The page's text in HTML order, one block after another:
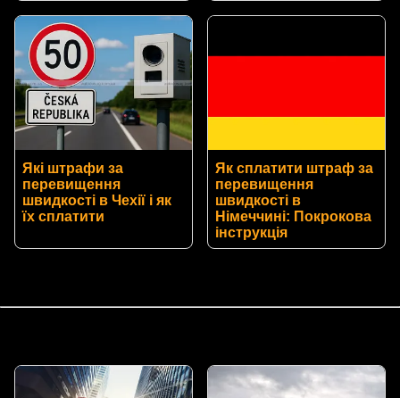
Які штрафи за
перевищення
швидкості в Чехії і як
їх сплатити
Як сплатити штраф за
перевищення
швидкості в
Німеччині: Покрокова
інструкція